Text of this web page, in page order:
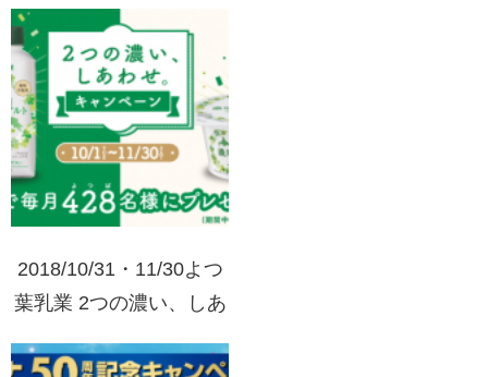
国新発売！お試しセット
プレゼント
2018/10/31・11/30よつ
葉乳業 2つの濃い、しあ